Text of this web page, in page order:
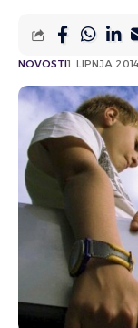
NOVOSTI1. LIPNJA